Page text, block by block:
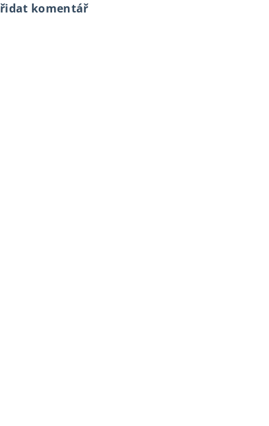
komentář